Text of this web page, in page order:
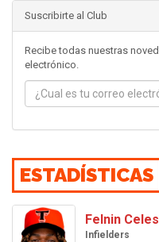
Suscribirte al Club
Recibe todas nuestras
electrónico.
ESTADÍSTICAS
Felnin
Infielders